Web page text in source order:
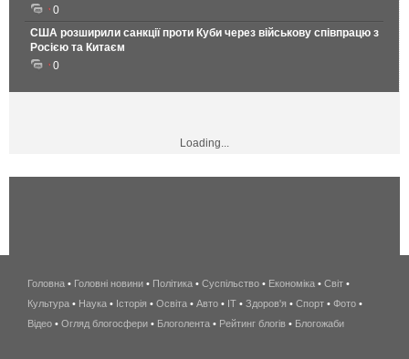
0
США розширили санкції проти Куби через військову співпрацю з
Росією та Китаєм
0
Loading...
беспроводной
интернет
киев
Головна • Головні новини • Політика • Суспільство • Економіка • Світ •
Культура • Наука • Історія • Освіта • Авто • IT • Здоров'я • Спорт • Фото •
Відео • Огляд блогосфери • Блоголента • Рейтинг блогів • Блогожаби